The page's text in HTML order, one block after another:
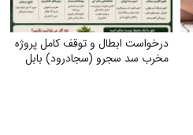
درخواست ابطال و توقف کامل پروژه
مخرب سد سجرو (سجادرود) بابل